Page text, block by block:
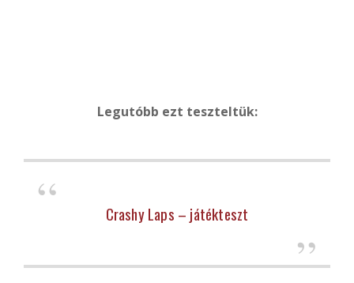
Legutóbb ezt teszteltük:
Crashy Laps – játékteszt